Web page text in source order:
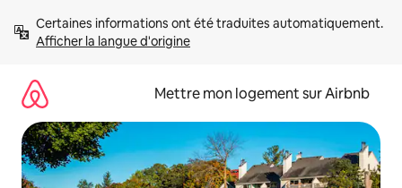
directement
Afficher la langue d'origine
Mettre mon logement sur Airbnb